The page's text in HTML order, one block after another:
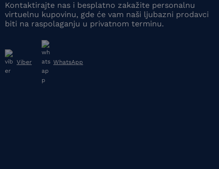
Kontaktirajte nas i besplatno zakažite personalnu
virtuelnu kupovinu, gde će vam naši ljubazni prodavci
biti na raspolaganju u privatnom terminu.
Viber WhatsApp